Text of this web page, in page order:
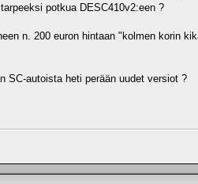
potkua DESC410v2:een ?
n. 200 euron hintaan "kolmen korin
SC-autoista heti perään uudet versiot ?